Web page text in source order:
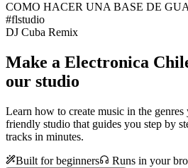
COMO HACER UNA BASE DE
#flstudio
DJ Cuba Remix
Make a Electronica
our studio
Learn how to create music in the
friendly studio that guides you step by
tracks in minutes.
Built for beginners
Runs in your